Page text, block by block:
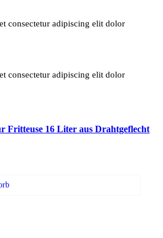
consectetur adipiscing elit dolor
consectetur adipiscing elit dolor
Fritteuse 16 Liter aus Drahtgeflecht